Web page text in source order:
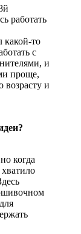
работать
какой-то
с
и
проще,
возрасту и
когда